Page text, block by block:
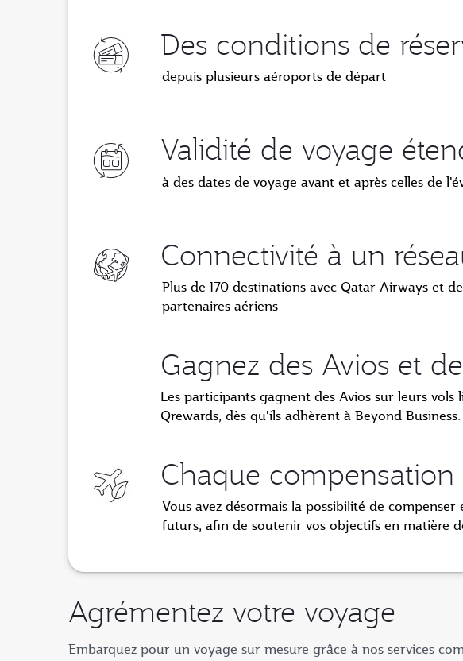
Des conditions de
depuis plusieurs aéroports de départ
Validité de voyage
à des dates de voyage avant et après celles de
Connectivité à un
Plus de 170 destinations avec Qatar Airways et
partenaires aériens
Gagnez des Avios et
Les participants gagnent des Avios sur leurs
Qrewards, dès qu'ils adhèrent à Beyond Business.
Chaque
Vous avez désormais la possibilité de
futurs, afin de soutenir vos objectifs en matière
Agrémentez votre voyage
Embarquez pour un voyage sur mesure grâce à nos services